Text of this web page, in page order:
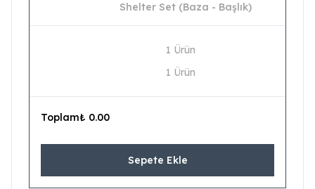
Shelter Set (Baza - Başlık)
1 Ürün
1 Ürün
Toplam₺ 0.00
Sepete Ekle